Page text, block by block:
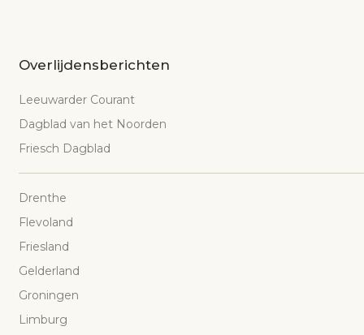
Overlijdensberichten
Leeuwarder Courant
Dagblad van het Noorden
Friesch Dagblad
Drenthe
Flevoland
Friesland
Gelderland
Groningen
Limburg